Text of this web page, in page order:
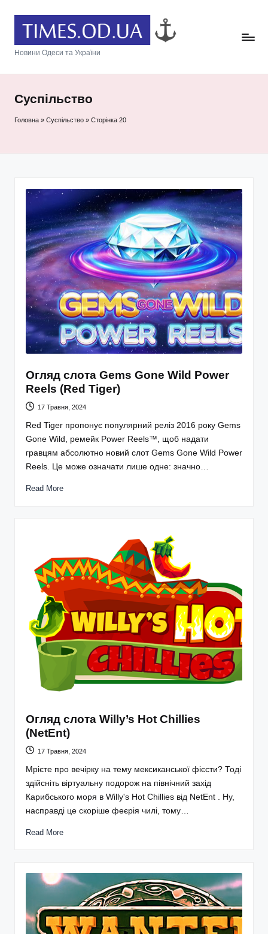
Новини Одеси та України
Суспільство
Головна » Суспільство » Сторінка 20
Огляд слота Gems Gone Wild Power
Reels (Red Tiger)
17 Травня, 2024
Red Tiger пропонує популярний реліз 2016 року Gems
Gone Wild, ремейк Power Reels™, щоб надати
гравцям абсолютно новий слот Gems Gone Wild Power
Reels. Це може означати лише одне: значно…
Read More
Огляд слота Willy’s Hot Chillies
(NetEnt)
17 Травня, 2024
Мрієте про вечірку на тему мексиканської фієсти? Тоді
здійсніть віртуальну подорож на північний захід
Карибського моря в Willy's Hot Chillies від NetEnt . Ну,
насправді це скоріше феєрія чилі, тому…
Read More